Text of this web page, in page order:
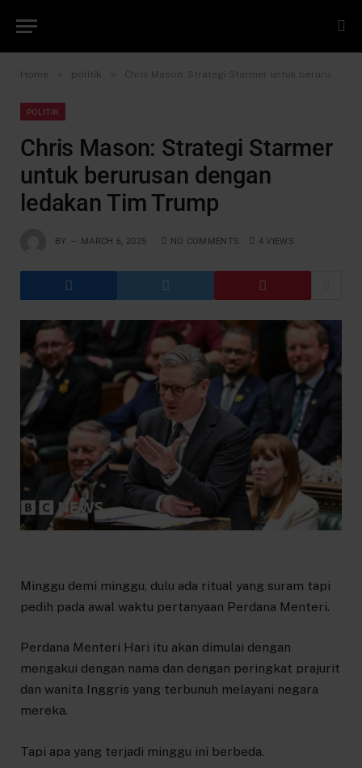
Home politik Chris Mason: Strategi Starmer untuk berurusan dengan ledakan Tim Trump
POLITIK
Chris Mason: Strategi Starmer
untuk berurusan dengan
ledakan Tim Trump
BY MARCH 6, 2025 NO COMMENTS 4VIEWS
Minggu demi minggu, dulu ada ritual yang suram tapi
pedih pada awal waktu pertanyaan Perdana Menteri.
Perdana Menteri Hari itu akan dimulai dengan
mengakui dengan nama dan dengan peringkat prajurit
dan wanita Inggris yang terbunuh melayani negara
mereka.
Tapi apa yang terjadi minggu ini berbeda.